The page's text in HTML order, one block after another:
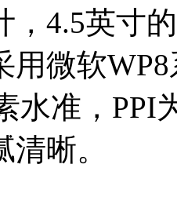
，4.5英寸
用微软
水准，PPI
晰。